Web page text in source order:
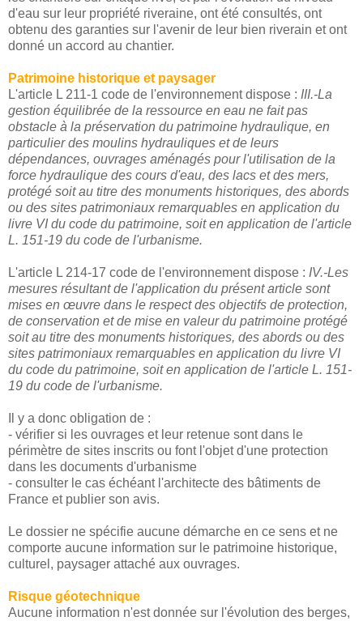
d'eau sur leur propriété riveraine, ont été consultés, ont
obtenu des garanties sur l'avenir de leur bien riverain et ont
donné un accord au chantier.
Patrimoine historique et paysager
L'article L 211-1 code de l'environnement dispose : III.-La
gestion équilibrée de la ressource en eau ne fait pas
obstacle à la préservation du patrimoine hydraulique, en
particulier des moulins hydrauliques et de leurs
dépendances, ouvrages aménagés pour l'utilisation de la
force hydraulique des cours d'eau, des lacs et des mers,
protégé soit au titre des monuments historiques, des abords
ou des sites patrimoniaux remarquables en application du
livre VI du code du patrimoine, soit en application de l'article
L. 151-19 du code de l'urbanisme.
L'article L 214-17 code de l'environnement dispose : IV.-Les
mesures résultant de l'application du présent article sont
mises en œuvre dans le respect des objectifs de protection,
de conservation et de mise en valeur du patrimoine protégé
soit au titre des monuments historiques, des abords ou des
sites patrimoniaux remarquables en application du livre VI
du code du patrimoine, soit en application de l'article L. 151-
19 du code de l'urbanisme.
Il y a donc obligation de :
- vérifier si les ouvrages et leur retenue sont dans le
périmètre de sites inscrits ou font l'objet d'une protection
dans les documents d'urbanisme
- consulter le cas échéant l'architecte des bâtiments de
France et publier son avis.
Le dossier ne spécifie aucune démarche en ce sens et ne
comporte aucune information sur le patrimoine historique,
culturel, paysager attaché aux ouvrages.
Risque géotechnique
Aucune information n'est donnée sur l'évolution des berges,